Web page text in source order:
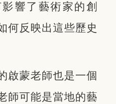
響了藝術家的創
何反映出這些歷史
啟蒙老師也是一個
師可能是當地的藝